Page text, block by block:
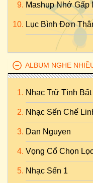
Mashup Nhớ
Lục Bình Đơn
ALBUM NGHE
Nhạc Trữ Tình
Nhạc Sến Chế
Dan Nguyen
Vọng Cổ Chọn
Nhạc Sến 1